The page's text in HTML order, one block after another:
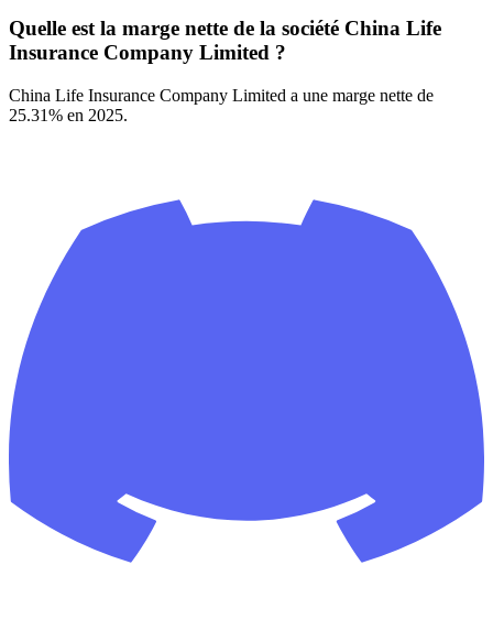
Quelle est la marge nette de la société China Life
Insurance Company Limited ?
China Life Insurance Company Limited a une marge nette de
25.31% en 2025.